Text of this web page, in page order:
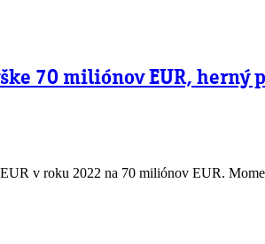
70 miliónov EUR, herný
v roku 2022 na 70 miliónov EUR.